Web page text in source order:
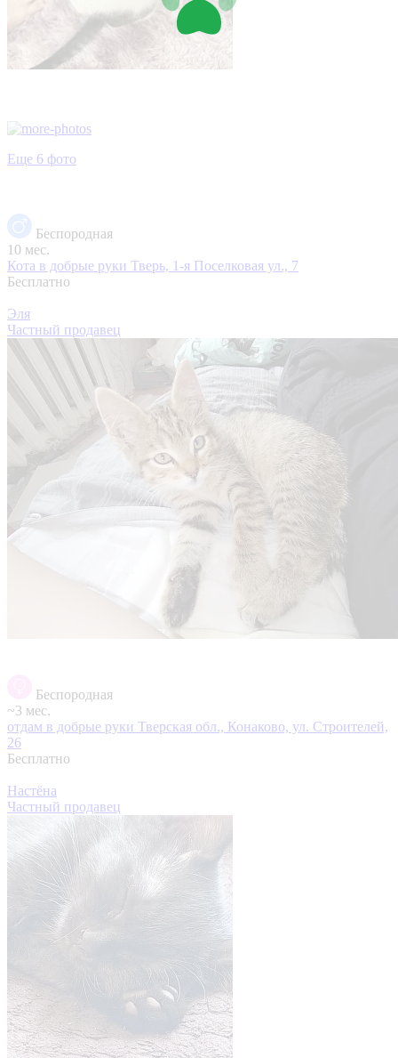
Еще 6 фото
Беспородная
10 мес.
Кота в добрые руки Тверь, 1-я Поселковая ул., 7
Бесплатно
Эля
Частный продавец
Беспородная
~3 мес.
отдам в добрые руки Тверская обл., Конаково, ул. Строителей,
26
Бесплатно
Настёна
Частный продавец